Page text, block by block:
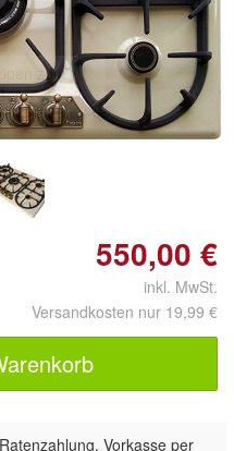
zum
550,00 €
inkl. MwSt.
Versandkosten nur 19,99 €
Vorkasse per